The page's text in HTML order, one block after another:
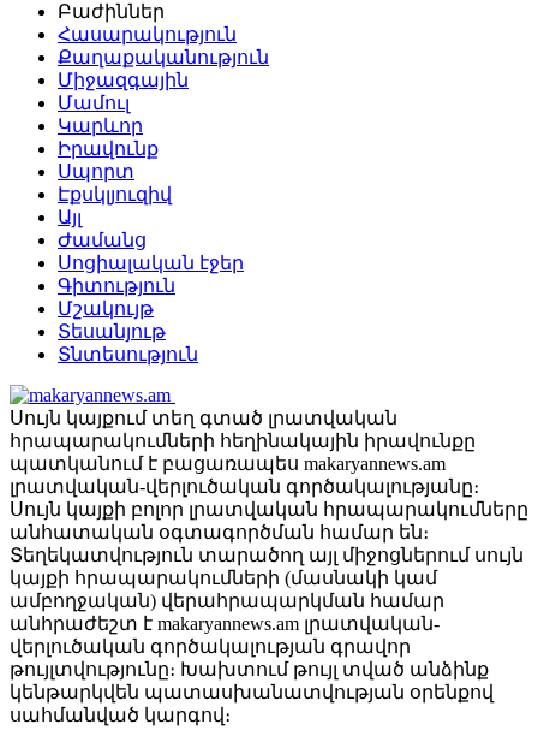
Բաժիններ
Հասարակություն
Քաղաքականություն
Միջազգային
Մամուլ
Կարևոր
Իրավունք
Սպորտ
Էքսկլյուզիվ
Այլ
Ժամանց
Սոցիալական էջեր
Գիտություն
Մշակույթ
Տեսանյութ
Տնտեսություն
Սույն կայքում տեղ գտած լրատվական
հրապարակումների հեղինակային իրավունքը
պատկանում է բացառապես makaryannews.am
լրատվական-վերլուծական գործակալությանը։
Սույն կայքի բոլոր լրատվական հրապարակումները
անհատական օգտագործման համար են։
Տեղեկատվություն տարածող այլ միջոցներում սույն
կայքի հրապարակումների (մասնակի կամ
ամբողջական) վերահրապարկման համար
անհրաժեշտ է makaryannews.am լրատվական-
վերլուծական գործակալության գրավոր
թույլտվությունը։ Խախտում թույլ տված անձինք
կենթարկվեն պատասխանատվության օրենքով
սահմանված կարգով։